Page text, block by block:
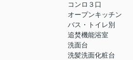
コンロ３口
オープンキッチン
バス・トイレ別
追焚機能浴室
洗面台
洗髪洗面化粧台